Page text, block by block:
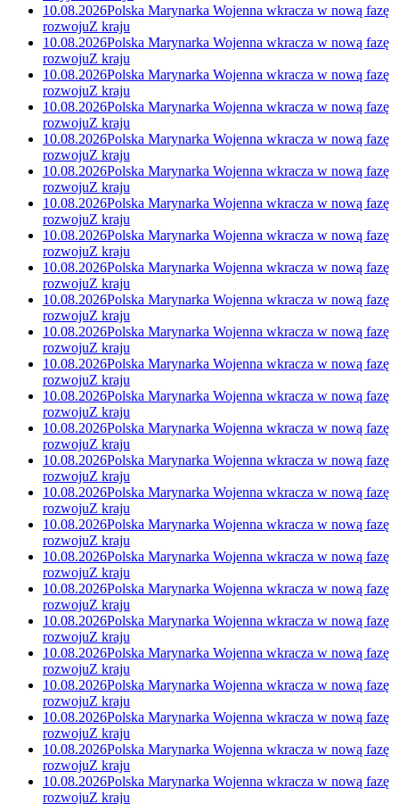
10.08.2026Polska Marynarka Wojenna wkracza w nową fazę
rozwojuZ kraju
10.08.2026Polska Marynarka Wojenna wkracza w nową fazę
rozwojuZ kraju
10.08.2026Polska Marynarka Wojenna wkracza w nową fazę
rozwojuZ kraju
10.08.2026Polska Marynarka Wojenna wkracza w nową fazę
rozwojuZ kraju
10.08.2026Polska Marynarka Wojenna wkracza w nową fazę
rozwojuZ kraju
10.08.2026Polska Marynarka Wojenna wkracza w nową fazę
rozwojuZ kraju
10.08.2026Polska Marynarka Wojenna wkracza w nową fazę
rozwojuZ kraju
10.08.2026Polska Marynarka Wojenna wkracza w nową fazę
rozwojuZ kraju
10.08.2026Polska Marynarka Wojenna wkracza w nową fazę
rozwojuZ kraju
10.08.2026Polska Marynarka Wojenna wkracza w nową fazę
rozwojuZ kraju
10.08.2026Polska Marynarka Wojenna wkracza w nową fazę
rozwojuZ kraju
10.08.2026Polska Marynarka Wojenna wkracza w nową fazę
rozwojuZ kraju
10.08.2026Polska Marynarka Wojenna wkracza w nową fazę
rozwojuZ kraju
10.08.2026Polska Marynarka Wojenna wkracza w nową fazę
rozwojuZ kraju
10.08.2026Polska Marynarka Wojenna wkracza w nową fazę
rozwojuZ kraju
10.08.2026Polska Marynarka Wojenna wkracza w nową fazę
rozwojuZ kraju
10.08.2026Polska Marynarka Wojenna wkracza w nową fazę
rozwojuZ kraju
10.08.2026Polska Marynarka Wojenna wkracza w nową fazę
rozwojuZ kraju
10.08.2026Polska Marynarka Wojenna wkracza w nową fazę
rozwojuZ kraju
10.08.2026Polska Marynarka Wojenna wkracza w nową fazę
rozwojuZ kraju
10.08.2026Polska Marynarka Wojenna wkracza w nową fazę
rozwojuZ kraju
10.08.2026Polska Marynarka Wojenna wkracza w nową fazę
rozwojuZ kraju
10.08.2026Polska Marynarka Wojenna wkracza w nową fazę
rozwojuZ kraju
10.08.2026Polska Marynarka Wojenna wkracza w nową fazę
rozwojuZ kraju
10.08.2026Polska Marynarka Wojenna wkracza w nową fazę
rozwojuZ kraju